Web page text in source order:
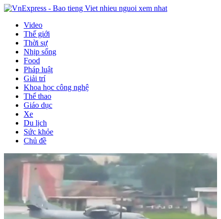
Video
Thế giới
Thời sự
Nhịp sống
Food
Pháp luật
Giải trí
Khoa học công nghệ
Thể thao
Giáo dục
Xe
Du lịch
Sức khỏe
Chủ đề